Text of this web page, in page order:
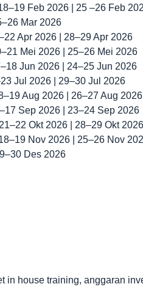
Feb 2026 | 25 –26 Feb
Mar 2026
Apr 2026 | 28–29 Apr 2026
Mei 2026 | 25–26 Mei 2026
Jun 2026 | 24–25 Jun 2026
Jul 2026 | 29–30 Jul 2026
Aug 2026 | 26–27 Aug 2026
Sep 2026 | 23–24 Sep 2026
Okt 2026 | 28–29 Okt 2026
Nov 2026 | 25–26 Nov 202
Des 2026
in house training, anggaran